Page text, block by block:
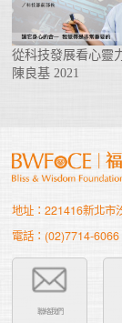
從科技發展看心靈
陳良基 2021
地址：221416新北市
電話：(02)7714-6066
聯絡我們